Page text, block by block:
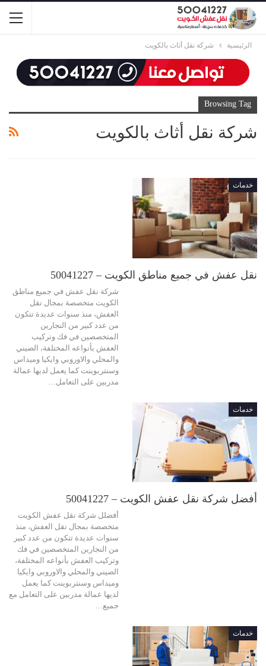
الرئيسية شركة نقل أثاث بالكويت
Browsing Tag
شركة نقل أثاث بالكويت
خدمات
نقل عفش في جميع مناطق الكويت – 50041227
شركة نقل عفش في جميع مناطق
الكويت متخصصة بمجال نقل
العفش، منذ سنوات عديدة تتكون
من عدد كبير من النجارين
المتخصصين في فك وتركيب
العفش بأنواعه المختلفة، الصيني
والمحلي والاوروبي وايكيا وميداس
وسنتربوينت كما يعمل لديها عمالة
مدربين على التعامل…
خدمات
أفضل شركة نقل عفش الكويت – 50041227
أفضلل شركة نقل عفش الكويت
متخصصة بمجال نقل العفش، منذ
سنوات عديدة تتكون من عدد كبير
من النجارين المتخصصين في فك
وتركيب العفش بأنواعه المختلفة،
الصيني والمحلي والاوروبي وايكيا
وميداس وسنتربوينت كما يعمل
لديها عمالة مدربين على التعامل مع
جميع…
خدمات